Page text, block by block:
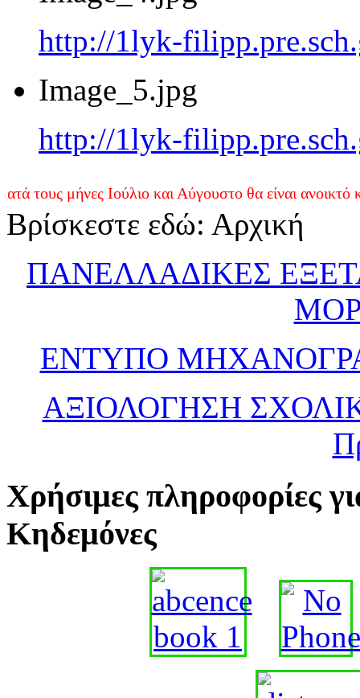
http://1lyk-
Image_5.jpg
http://1lyk-
μήνες Ιούλιο και Αύγουστο θα είναι ανοικτό κάθε
Βρίσκεστε εδώ: Αρχική
ΠΑΝΕΛΛΑΔΙΚΕΣ
ΕΝΤΥΠΟ
ΑΞΙΟΛΟΓΗΣΗ
Χρήσιμες πληροφορίες
Κηδεμόνες